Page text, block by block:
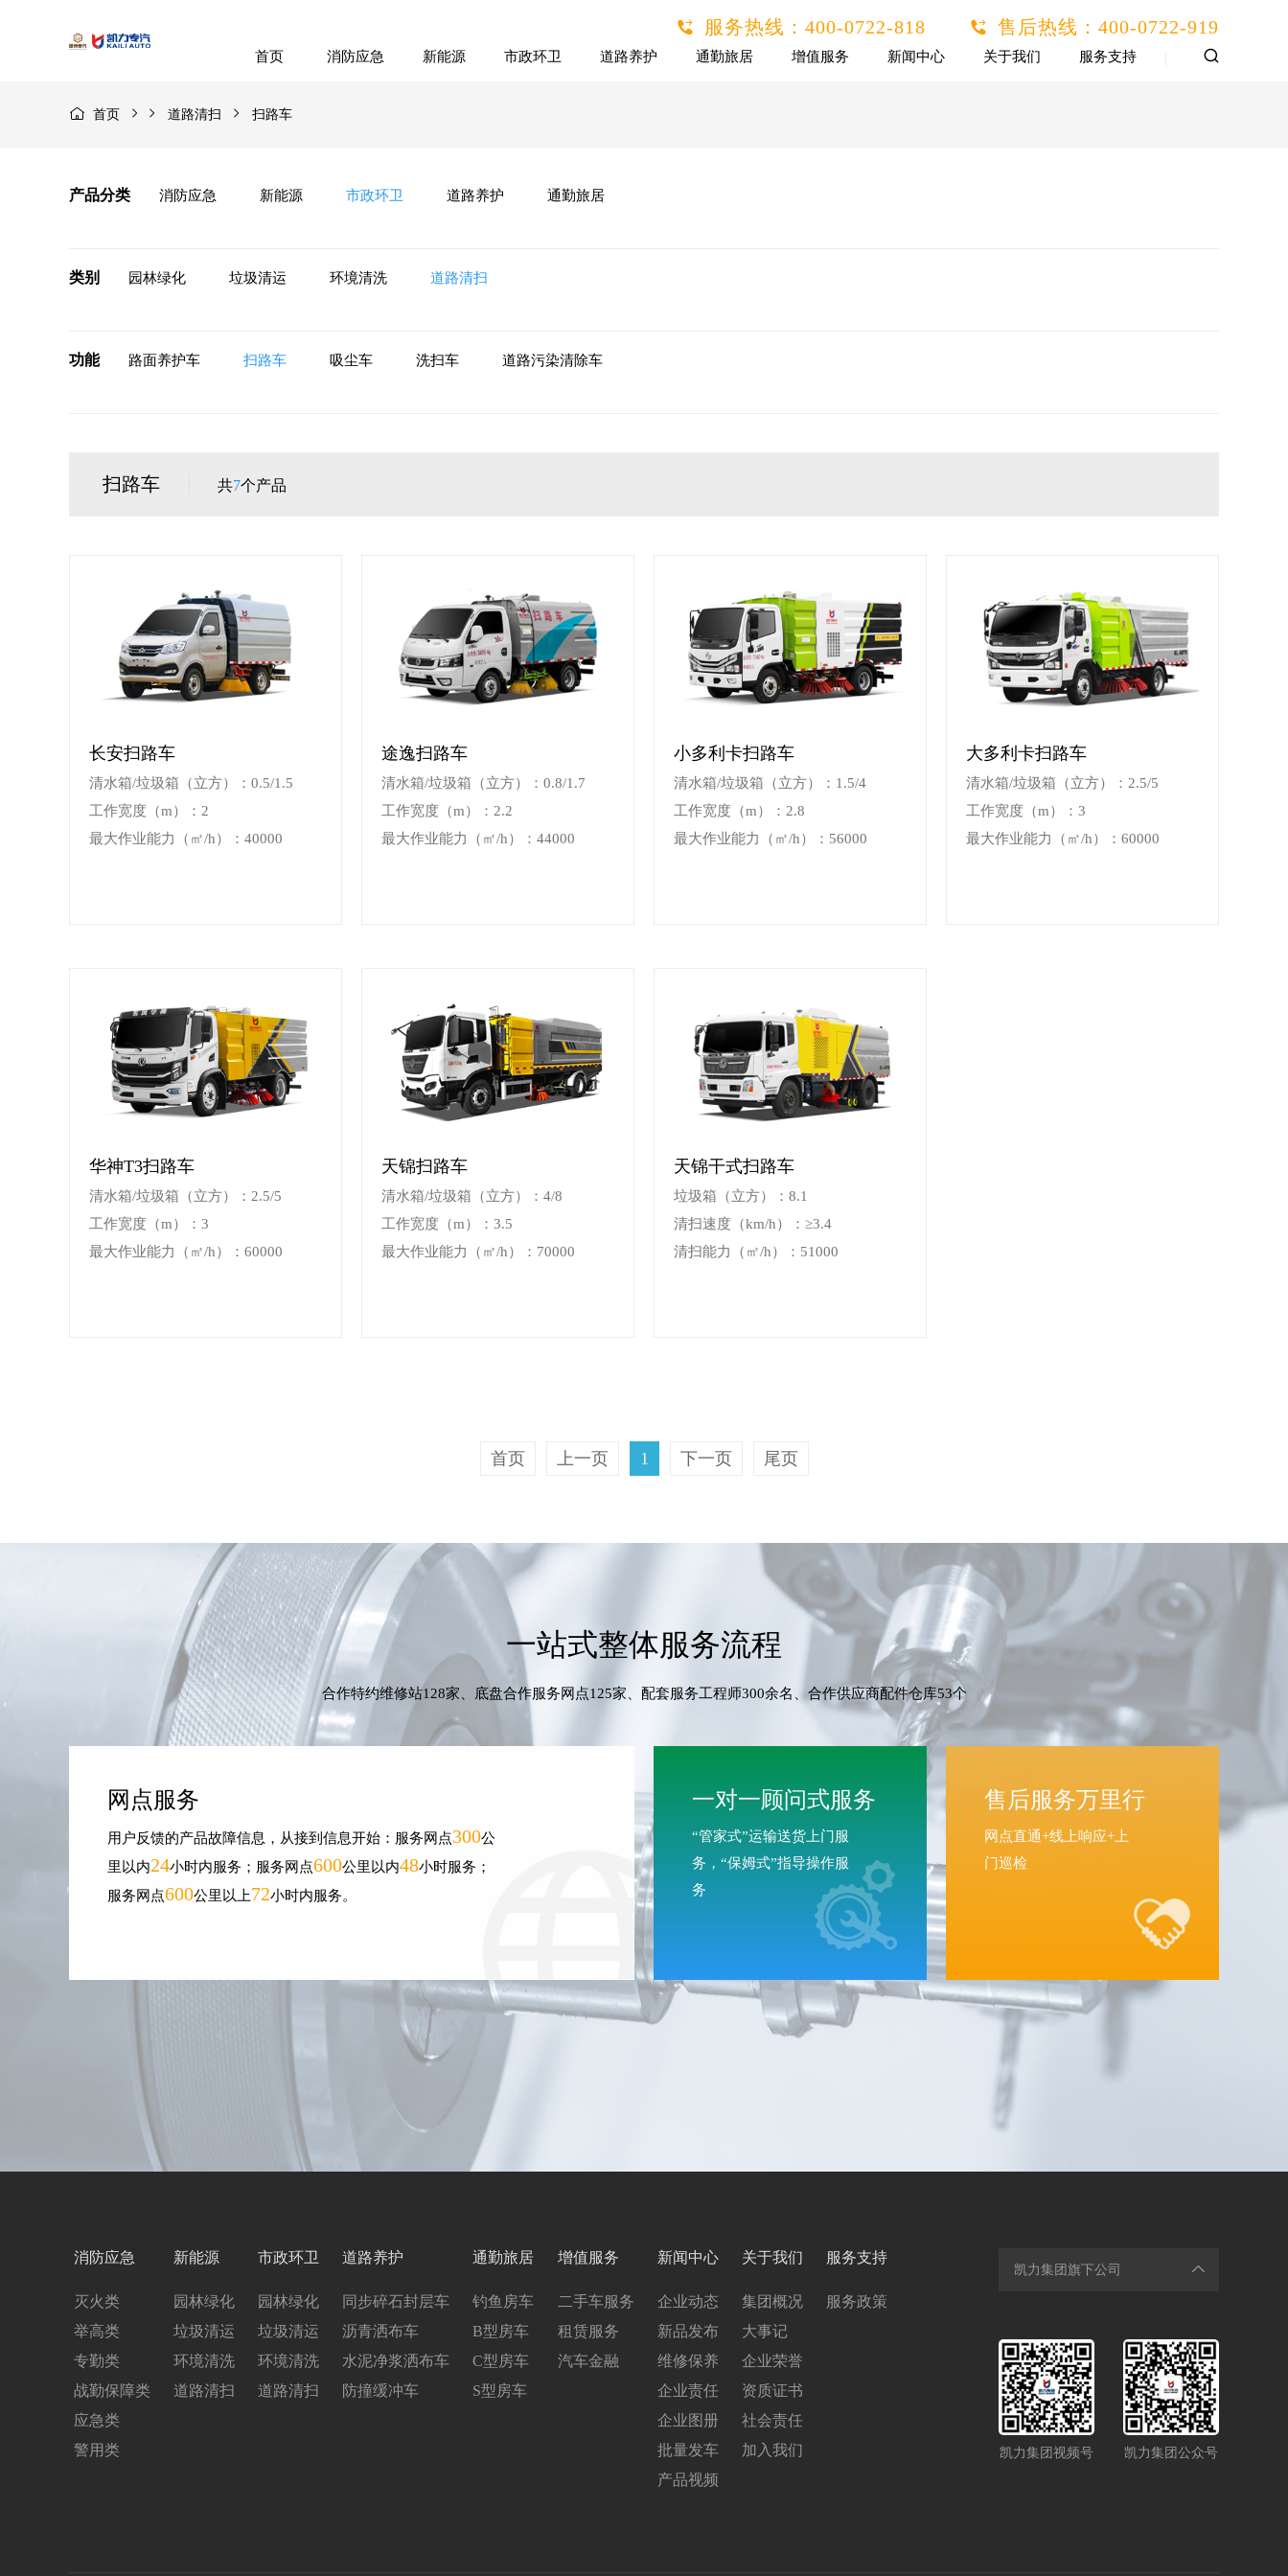
服务热线： 400-0722-818 售后热线： 400-0722-919
首页 消防应急 新能源 市政环卫 道路养护 通勤旅居 增值服务 新闻中心 关于我们 服务支持
首页 道路清扫 扫路车
产品分类 消防应急 新能源 市政环卫 道路养护 通勤旅居
类别 园林绿化 垃圾清运 环境清洗 道路清扫
功能 路面养护车 扫路车 吸尘车 洗扫车 道路污染清除车
扫路车 共7个产品
长安扫路车
清水箱/垃圾箱（立方）：0.5/1.5
工作宽度（m）：2
最大作业能力（㎡/h）：40000
途逸扫路车
清水箱/垃圾箱（立方）：0.8/1.7
工作宽度（m）：2.2
最大作业能力（㎡/h）：44000
小多利卡扫路车
清水箱/垃圾箱（立方）：1.5/4
工作宽度（m）：2.8
最大作业能力（㎡/h）：56000
大多利卡扫路车
清水箱/垃圾箱（立方）：2.5/5
工作宽度（m）：3
最大作业能力（㎡/h）：60000
华神T3扫路车
清水箱/垃圾箱（立方）：2.5/5
工作宽度（m）：3
最大作业能力（㎡/h）：60000
天锦扫路车
清水箱/垃圾箱（立方）：4/8
工作宽度（m）：3.5
最大作业能力（㎡/h）：70000
天锦干式扫路车
垃圾箱（立方）：8.1
清扫速度（km/h）：≥3.4
清扫能力（㎡/h）：51000
首页 上一页 1 下一页 尾页
一站式整体服务流程
合作特约维修站128家、底盘合作服务网点125家、配套服务工程师300余名、合作供应商配件仓库53个
网点服务
用户反馈的产品故障信息，从接到信息开始：服务网点300公
里以内24小时内服务；服务网点600公里以内48小时服务；
服务网点600公里以上72小时内服务。
一对一顾问式服务
“管家式”运输送货上门服
务，“保姆式”指导操作服
务
售后服务万里行
网点直通+线上响应+上
门巡检
消防应急
灭火类
举高类
专勤类
战勤保障类
应急类
警用类
新能源
园林绿化
垃圾清运
环境清洗
道路清扫
市政环卫
园林绿化
垃圾清运
环境清洗
道路清扫
道路养护
同步碎石封层车
沥青洒布车
水泥净浆洒布车
防撞缓冲车
通勤旅居
钓鱼房车
B型房车
C型房车
S型房车
增值服务
二手车服务
租赁服务
汽车金融
新闻中心
企业动态
新品发布
维修保养
企业责任
企业图册
批量发车
产品视频
关于我们
集团概况
大事记
企业荣誉
资质证书
社会责任
加入我们
服务支持
服务政策
凯力集团旗下公司
凯力集团视频号 凯力集团公众号